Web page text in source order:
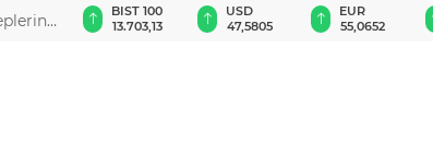
GAU/TRY
BIST 100
13.703,13
USD
47,5805
EUR
55,0652